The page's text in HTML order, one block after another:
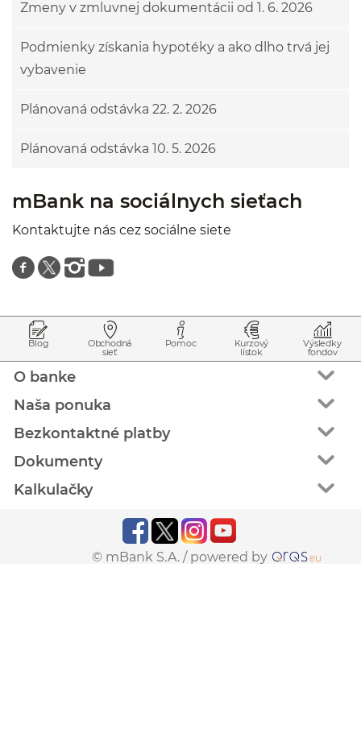
Zmeny v zmluvnej dokumentácii od 1. 6. 2026
Podmienky získania hypotéky a ako dlho trvá jej
vybavenie
Plánovaná odstávka 22. 2. 2026
Plánovaná odstávka 10. 5. 2026
mBank na sociálnych sieťach
Kontaktujte nás cez sociálne siete
Znajdź nas na facebooku
Znajdź nas na twitterze
Znajdź nas na instagramie
Znajdź nas na youtube
Prejsť na začiatok stránky
Preskočiť na začiatok obsahu
Blog Obchodná
sieť
Pomoc Kurzový
lístok
Výsledky
fondov
O banke
Naša ponuka
Bezkontaktné platby
Dokumenty
Kalkulačky
© mBank S.A. / powered by